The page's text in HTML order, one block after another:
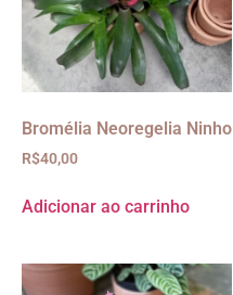
Bromélia Neoregelia Ninho
R$40,00
Adicionar ao carrinho